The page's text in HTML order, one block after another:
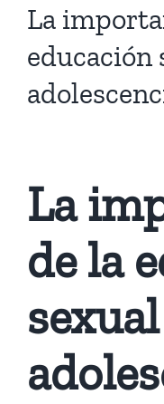
La
educación
La
de la